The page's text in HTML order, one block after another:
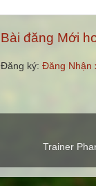
Bài đăng Mới
Đăng ký: Đăng Nhận
Trainer